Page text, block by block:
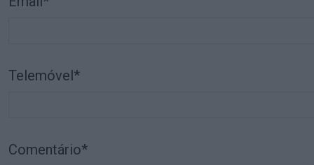
Telemóvel*
Comentário*